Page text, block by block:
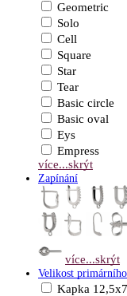
Geometric
Solo
Cell
Square
Star
Tear
Basic circle
Basic oval
Eys
Empress
více...skrýt
Zapínání
více...skrýt
Velikost
Kapka